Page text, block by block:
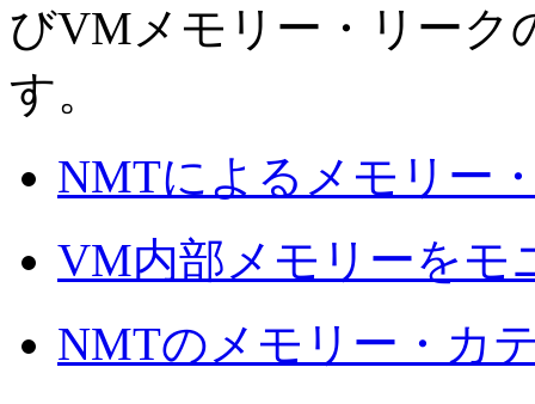
びVMメモリー・リーク
す。
NMTによるメモリー
VM内部メモリーをモ
NMTのメモリー・カ